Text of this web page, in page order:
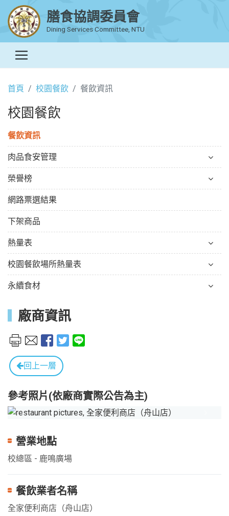
膳食協調委員會
Dining Services Committee, NTU
首頁 校園餐飲 餐飲資訊
校園餐飲
餐飲資訊
肉品食安管理
榮譽榜
網路票選結果
下架商品
熱量表
校園餐飲場所熱量表
永續食材
廠商資訊
回上一層
參考照片(依廠商實際公告為主)
Previous
營業地點
校總區 - 鹿鳴廣場
餐飲業者名稱
全家便利商店（舟山店）